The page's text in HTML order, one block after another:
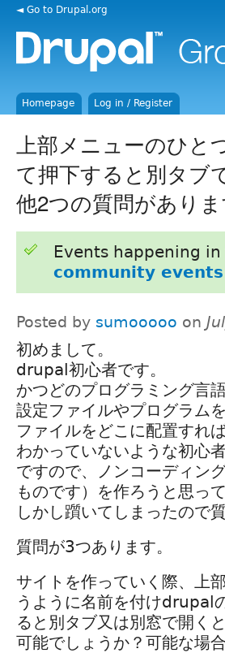
◄ Go to Drupal.org
Homepage Log in / Register
上部メニューのひ
て押下すると別タブ
他2つの質問がありま
Events happening
community events
Posted by sumooooo on
初めまして。
drupal初心者です。
かつどのプログラミング言
設定ファイルやプログラム
ファイルをどこに配置すれ
わかっていないような初心者
ですので、ノンコーディン
ものです）を作ろうと思っ
しかし躓いてしまったので
質問が3つあります。
サイトを作っていく際、上
うように名前を付けdrupal
ると別タブ又は別窓で開く
可能でしょうか？可能な場